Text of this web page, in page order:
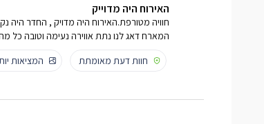
האירוח היה מדוייק
חוויה מטורפת.האירוח היה מדויק , החדר היה
המארח דאג לנו נתת אווירה נעימה וטובה כל
חוות דעת מאומתת
המציאות